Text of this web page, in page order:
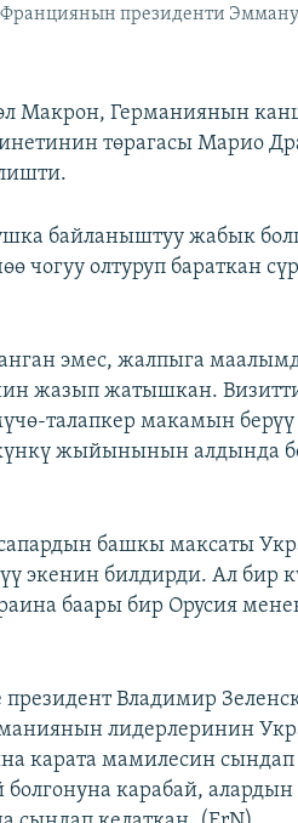
президенти
Макрон, Германиянын
төрагасы Марио
байланыштуу жабык
чогуу олтуруп бараткан
эмес, жалпыга
жазып жатышкан.
талапкер макамын берүү
жыйынынын алдында
башкы максаты
экенин билдирди. Ал бир
баары бир Орусия
Владимир
лидерлеринин
карата мамилесин
карабай, алардын